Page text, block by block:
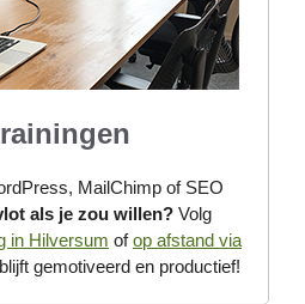
MailChimp of SEO
als je zou willen? Volg
in Hilversum ofop afstand via
gemotiveerd en productief!